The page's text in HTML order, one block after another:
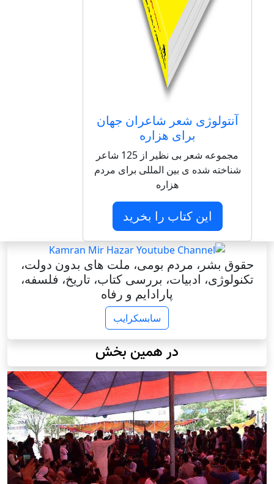
آنتولوژی شعر شاعران جهان
برای هزاره
مجموعه شعر بی نظیر از 125 شاعر
شناخته شده ی بین المللی برای مردم
هزاره
این کتاب را بخرید
حقوق بشر، مردم بومی، ملت های بدون دولت،
تکنولوژی، ادبیات، بررسی کتاب، تاریخ، فلسفه،
پارادایم و رفاه
سابسکرایب
در همین بخش